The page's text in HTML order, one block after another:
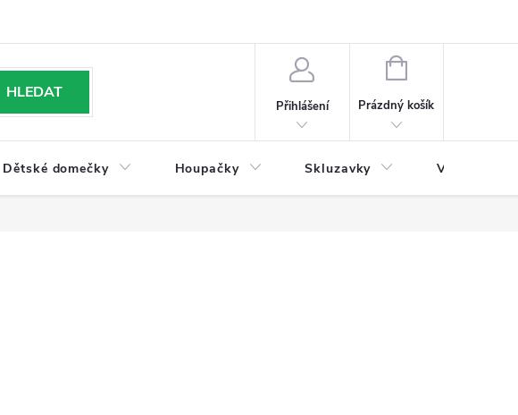
HLEDAT
Přihlášení
NÁKUPNÍ
Prázdný košík
Dětské domečky Houpačky Skluzavky Veřejná